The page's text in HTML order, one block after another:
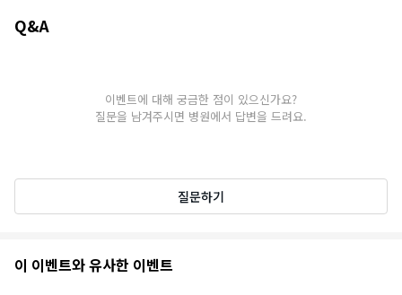
Q&A
이벤트에 대해 궁금한 점이 있으신가요?
질문을 남겨주시면 병원에서 답변을 드려요.
질문하기
추이 이벤트와 유사한 이벤트